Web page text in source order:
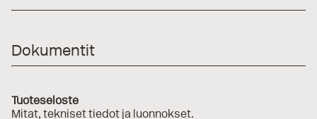
Dokumentit
Tuoteseloste
Mitat, tekniset tiedot ja luonnokset.